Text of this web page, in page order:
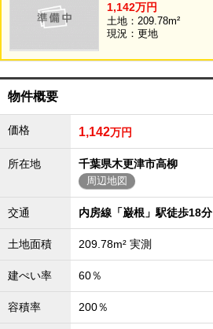
1,142万円
土地：209.78m²
現況：更地
物件概要
価格 1,142万円
所在地 千葉県木更津市高柳
周辺地図
交通 内房線「巌根」駅徒歩18分
土地面積 209.78m² 実測
建ぺい率 60％
容積率 200％